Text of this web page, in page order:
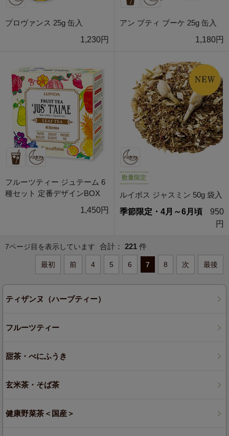
プロヴァンス 25g 缶入
1,230円
アン プティ ブーケ 25g 缶入
1,180円
フルーツティー ジュテーム 6
種セット 定番デザインBOX
1,450円
数量限定
ルイボス ジャスミン 50g 袋入
季節限定・4月～6月頃
950
円
7ページ目を表示しています 合計： 221 件
最初 前 4 5 6 7 8 次 最後
ティザンヌ（ハーブティー）
フルーツティー
甜茶・べにふうき
玄米茶・そば茶
健康野菜茶＜国産＞